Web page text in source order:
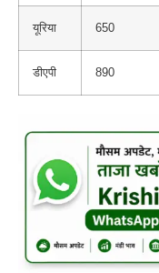
यूरिया 650
डीएपी 890